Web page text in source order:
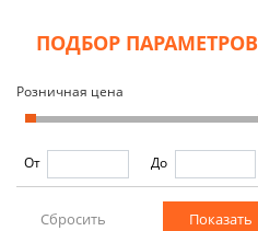
ПОДБОР ПАРАМЕТРОВ
Розничная цена
От До